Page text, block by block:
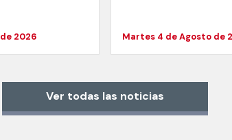
2026 Martes 4 de Agosto de
Ver todas las noticias